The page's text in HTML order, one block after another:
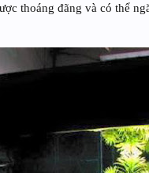
thoáng đãng và có thể